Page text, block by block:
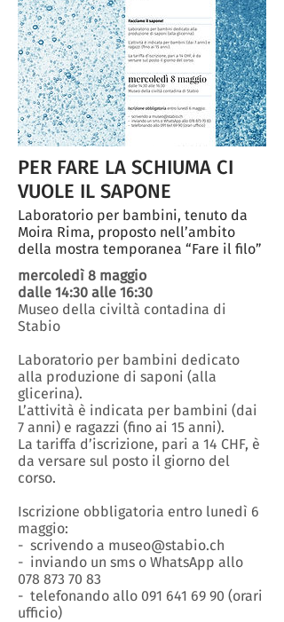
PER FARE LA SCHIUMA CI
VUOLE IL SAPONE
Laboratorio per bambini, tenuto da
Moira Rima, proposto nell’ambito
della mostra temporanea “Fare il filo”
mercoledì 8 maggio
dalle 14:30 alle 16:30
Museo della civiltà contadina di
Stabio
Laboratorio per bambini dedicato
alla produzione di saponi (alla
glicerina).
L’attività è indicata per bambini (dai
7 anni) e ragazzi (fino ai 15 anni).
La tariffa d’iscrizione, pari a 14 CHF, è
da versare sul posto il giorno del
corso.
Iscrizione obbligatoria entro lunedì 6
maggio:
- scrivendo a museo@stabio.ch
- inviando un sms o WhatsApp allo
078 873 70 83
- telefonando allo 091 641 69 90 (orari
ufficio)